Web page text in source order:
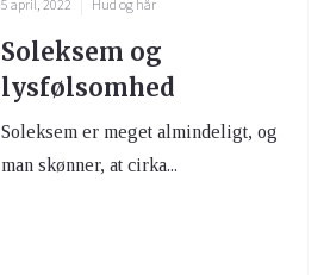
5 april, 2022 Hud og hår
Soleksem og
lysfølsomhed
Soleksem er meget almindeligt, og
man skønner, at cirka...